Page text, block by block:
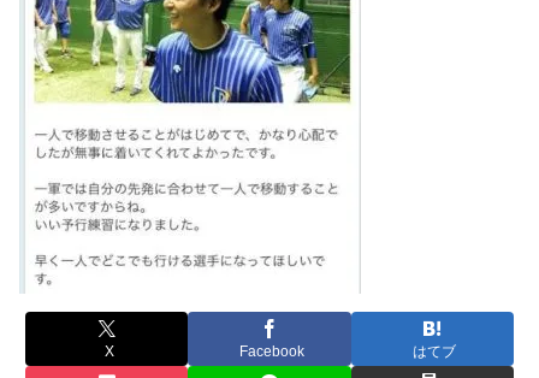
X Facebook はてブ